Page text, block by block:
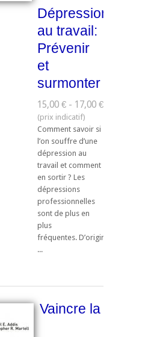
Dépression
au travail:
Prévenir
et
surmonter
15,00 € - 17,00 €
Comment savoir si
l’on souffre d’une
dépression au
travail et comment
en sortir ? Les
dépressions
professionnelles
sont de plus en
plus
fréquentes. D’origine
...
Vaincre la